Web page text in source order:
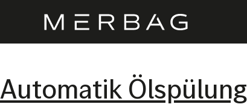
Inhalt
Automatik Ölspülung